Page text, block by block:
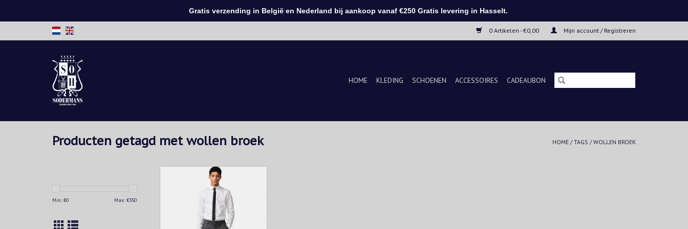
0 Artikelen - €0,00 Mijn account / Registreren
HOME KLEDING SCHOENEN ACCESSOIRES CADEAUBON
Producten getagd met wollen broek HOME /TAGS /WOLLEN BROEK
Min: €0 Max: €350
Fantastisch comfort en de puurste
materialen komen samen in onze
MMX-chino's. De aangenaam
zachte wol met stretchgehalte
zorgt voor maximale
bewegingsvrijheid en reguleert
Gratis verzending in België en Nederland bij aankoop vanaf €250 Gratis levering in Hasselt.